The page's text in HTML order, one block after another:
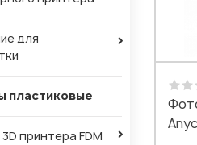
для
пластиковые
принтера FDM